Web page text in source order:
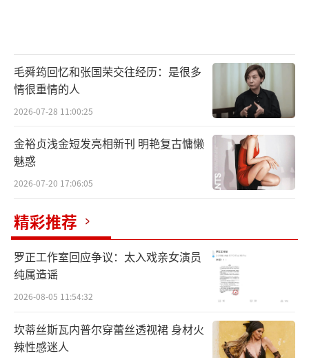
勃的作品，于是想到了我一直非常喜欢弹的圣-
桑《第二钢琴协奏曲》。以前别人总劝我演奏
贝多芬《第五钢琴协奏曲》或者拉赫玛尼诺夫
圣-桑这部作品，这次我非常高兴终于有机会录
制圣-桑《第二钢琴协奏曲》作为主打曲。同
时，还搭配了大家都非常熟悉的《动物狂欢
节》，其中的‘天鹅’、‘水族馆’、‘大
象’脍炙人口，以及德彪西、拉威尔和几位新
作曲家的作品。”
毛舜筠回忆和张国荣交往经历：是很多
情很重情的人
2026-07-28 11:00:25
金裕贞浅金短发亮相新刊 明艳复古慵懒
魅惑
2026-07-20 17:06:05
精彩推荐
罗正工作室回应争议：太入戏亲女演员
纯属造谣
2026-08-05 11:54:32
坎蒂丝斯瓦内普尔穿蕾丝透视裙 身材火
辣性感迷人